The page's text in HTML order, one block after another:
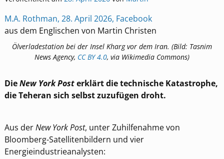
M.A. Rothman, 28. April 2026, Facebook
aus dem Englischen von Martin Christen
Ölverladestation bei der Insel Kharg vor dem Iran. (Bild: Tasnim
News Agency, CC BY 4.0, via Wikimedia Commons)
DieNew York Posterklärt die technische Katastrophe,
die Teheran sich selbst zuzufügen droht.
Aus derNew York Post, unter Zuhilfenahme von
Bloomberg-Satellitenbildern und vier
Energieindustrieanalysten: